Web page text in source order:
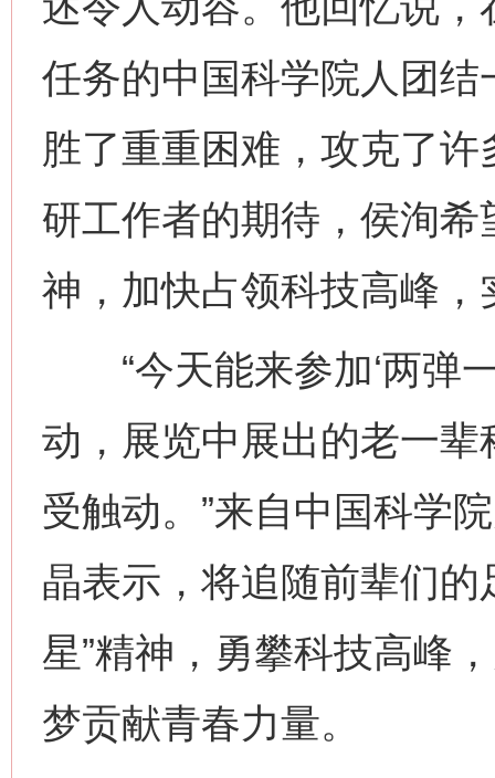
任务的中国科学院人团
胜了重重困难，攻克了
研工作者的期待，侯洵希
神，加快占领科技高峰，
“今天能来参加‘两弹一
动，展览中展出的老一
受触动。”来自中国科学
晶表示，将追随前辈们的
星”精神，勇攀科技高峰
梦贡献青春力量。